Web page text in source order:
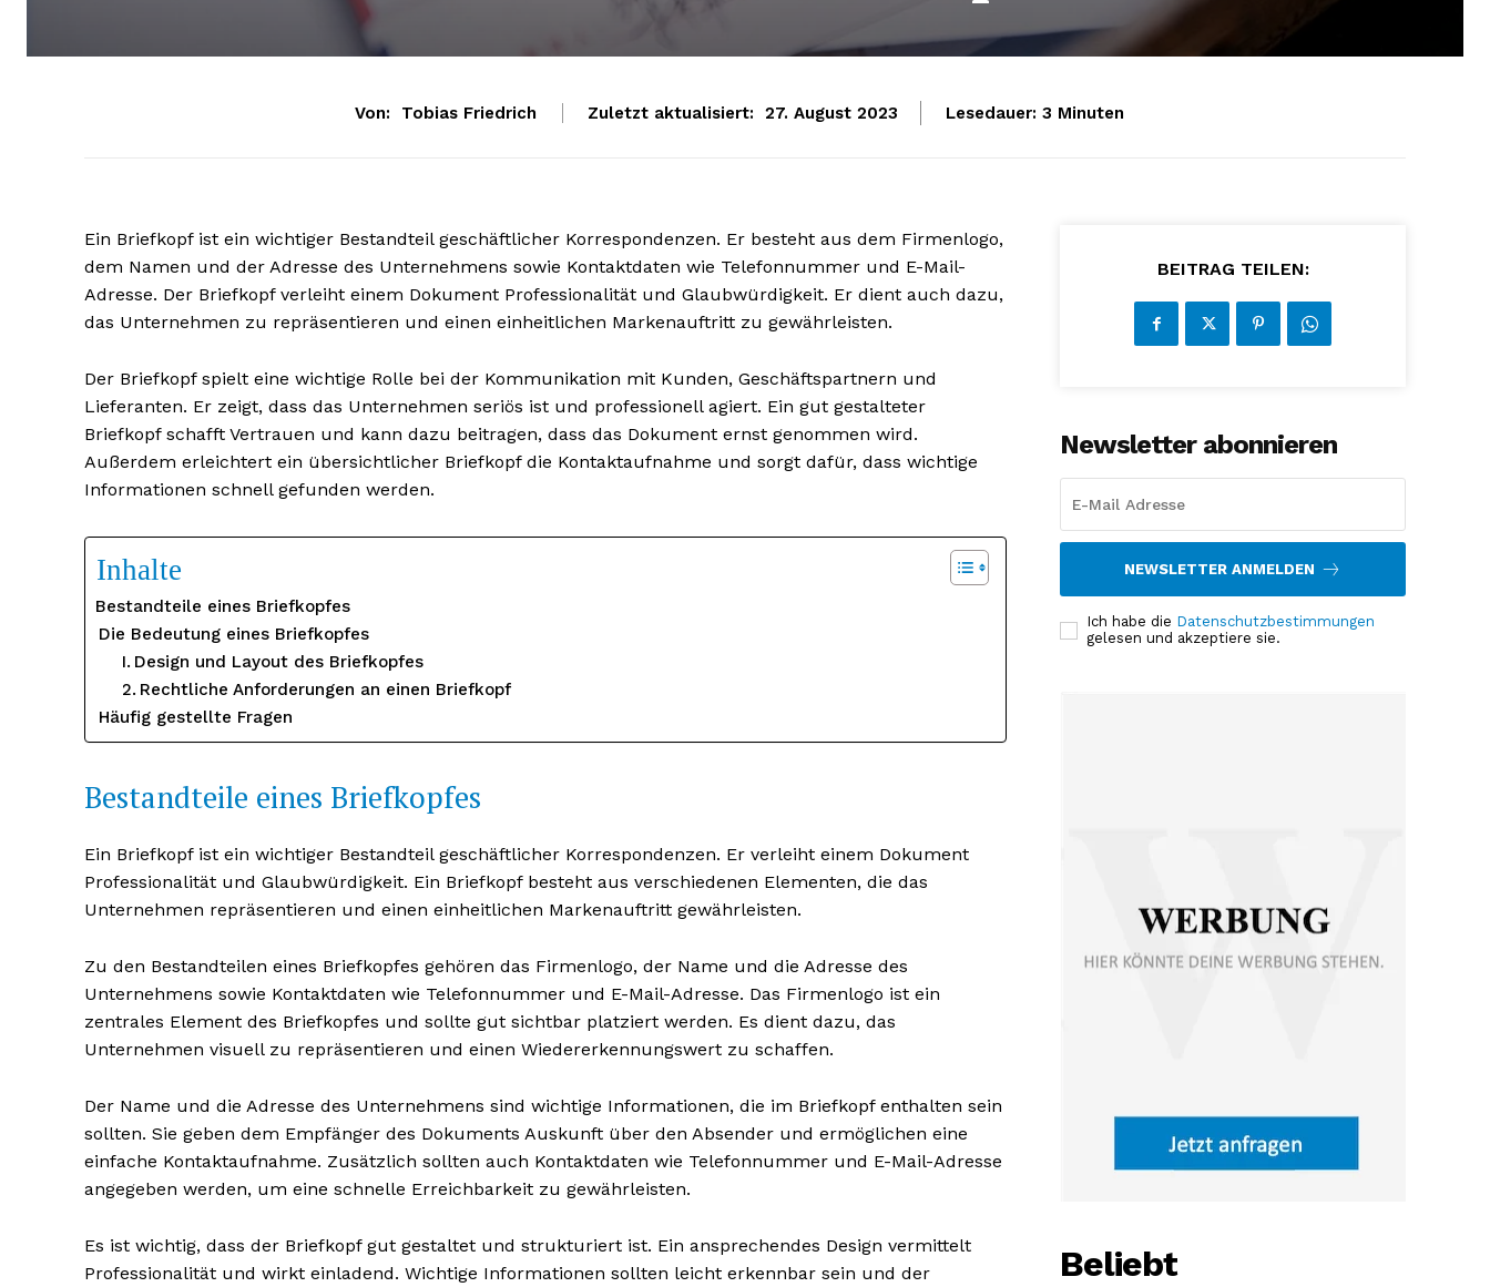
Von: Tobias Friedrich Zuletzt aktualisiert: 27. August 2023 Lesedauer: 3 Minuten
Ein Briefkopf ist ein wichtiger Bestandteil geschäftlicher Korrespondenzen. Er besteht aus dem Firmenlogo,
dem Namen und der Adresse des Unternehmens sowie Kontaktdaten wie Telefonnummer und E-Mail-
Adresse. Der Briefkopf verleiht einem Dokument Professionalität und Glaubwürdigkeit. Er dient auch dazu,
das Unternehmen zu repräsentieren und einen einheitlichen Markenauftritt zu gewährleisten.
Der Briefkopf spielt eine wichtige Rolle bei der Kommunikation mit Kunden, Geschäftspartnern und
Lieferanten. Er zeigt, dass das Unternehmen seriös ist und professionell agiert. Ein gut gestalteter
Briefkopf schafft Vertrauen und kann dazu beitragen, dass das Dokument ernst genommen wird.
Außerdem erleichtert ein übersichtlicher Briefkopf die Kontaktaufnahme und sorgt dafür, dass wichtige
Informationen schnell gefunden werden.
Inhalte
Bestandteile eines Briefkopfes
Die Bedeutung eines Briefkopfes
Design und Layout des Briefkopfes
Rechtliche Anforderungen an einen Briefkopf
Häufig gestellte Fragen
Bestandteile eines Briefkopfes
Ein Briefkopf ist ein wichtiger Bestandteil geschäftlicher Korrespondenzen. Er verleiht einem Dokument
Professionalität und Glaubwürdigkeit. Ein Briefkopf besteht aus verschiedenen Elementen, die das
Unternehmen repräsentieren und einen einheitlichen Markenauftritt gewährleisten.
Zu den Bestandteilen eines Briefkopfes gehören das Firmenlogo, der Name und die Adresse des
Unternehmens sowie Kontaktdaten wie Telefonnummer und E-Mail-Adresse. Das Firmenlogo ist ein
zentrales Element des Briefkopfes und sollte gut sichtbar platziert werden. Es dient dazu, das
Unternehmen visuell zu repräsentieren und einen Wiedererkennungswert zu schaffen.
Der Name und die Adresse des Unternehmens sind wichtige Informationen, die im Briefkopf enthalten sein
sollten. Sie geben dem Empfänger des Dokuments Auskunft über den Absender und ermöglichen eine
einfache Kontaktaufnahme. Zusätzlich sollten auch Kontaktdaten wie Telefonnummer und E-Mail-Adresse
angegeben werden, um eine schnelle Erreichbarkeit zu gewährleisten.
Es ist wichtig, dass der Briefkopf gut gestaltet und strukturiert ist. Ein ansprechendes Design vermittelt
Professionalität und wirkt einladend. Wichtige Informationen sollten leicht erkennbar sein und der
BEITRAG TEILEN:
Newsletter abonnieren
NEWSLETTER ANMELDEN
Ich habe die Datenschutzbestimmungen
gelesen und akzeptiere sie.
Beliebt